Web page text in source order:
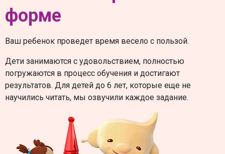
форме
Ваш ребенок проведет время весело с пользой.
Дети занимаются с удовольствием, полностью
погружаются в процесс обучения и достигают
результатов. Для детей до 6 лет, которые еще не
научились читать, мы озвучили каждое задание.